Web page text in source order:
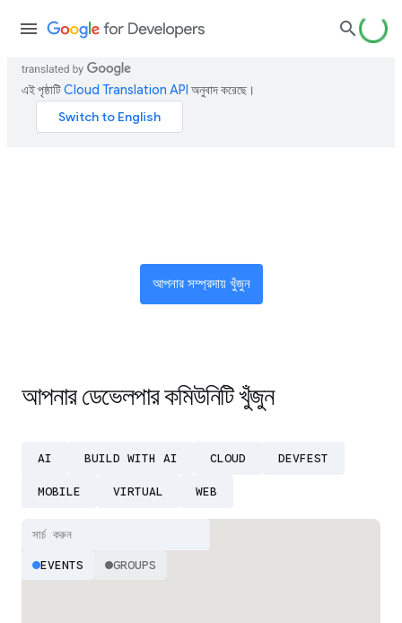
এই পৃষ্ঠাটিCloud Translation API অনুবাদ করেছে।
আপনার সম্প্রদায় খুঁজুন
আপনার ডেভেলপার কমিউনিটি খুঁজুন
AI BUILD WITH AI CLOUD DEVFEST
MOBILE VIRTUAL WEB
EVENTS GROUPS